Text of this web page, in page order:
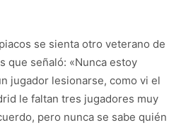
se sienta otro veterano de
que señaló: «Nunca estoy
jugador lesionarse, como vi el
le faltan tres jugadores muy
pero nunca se sabe quién